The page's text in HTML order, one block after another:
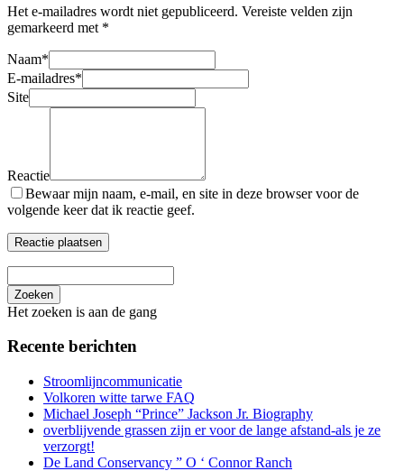
Het e-mailadres wordt niet gepubliceerd. Vereiste velden zijn
gemarkeerd met *
Naam*
E-mailadres*
Site
Reactie
Bewaar mijn naam, e-mail, en site in deze browser voor de
volgende keer dat ik reactie geef.
Zoeken
Het zoeken is aan de gang
Recente berichten
Stroomlijncommunicatie
Volkoren witte tarwe FAQ
Michael Joseph “Prince” Jackson Jr. Biography
overblijvende grassen zijn er voor de lange afstand-als je ze
verzorgt!
De Land Conservancy ” O ‘ Connor Ranch